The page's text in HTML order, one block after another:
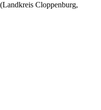
Cloppenburg,